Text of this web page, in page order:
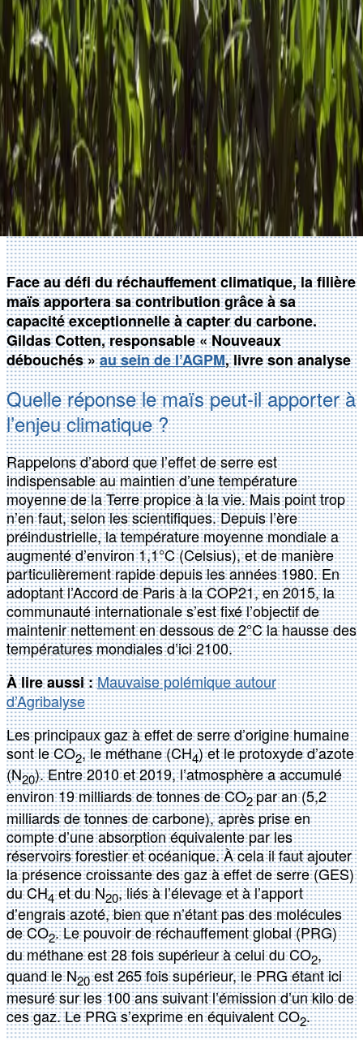
Face au défi du réchauffement climatique, la filière
maïs apportera sa contribution grâce à sa
capacité exceptionnelle à capter du carbone.
Gildas Cotten, responsable « Nouveaux
débouchés »au sein de l’AGPM, livre son analyse
Quelle réponse le maïs peut-il apporter à
l’enjeu climatique ?
Rappelons d’abord que l’effet de serre est
indispensable au maintien d’une température
moyenne de la Terre propice à la vie. Mais point trop
n’en faut, selon les scientifiques. Depuis l’ère
préindustrielle, la température moyenne mondiale a
augmenté d’environ 1,1°C (Celsius), et de manière
particulièrement rapide depuis les années 1980. En
adoptant l’Accord de Paris à la COP21, en 2015, la
communauté internationale s’est fixé l’objectif de
maintenir nettement en dessous de 2°C la hausse des
températures mondiales d’ici 2100.
À lire aussi :Mauvaise polémique autour
d’Agribalyse
Les principaux gaz à effet de serre d’origine humaine
sont le CO2, le méthane (CH4) et le protoxyde d’azote
(N20). Entre 2010 et 2019, l’atmosphère a accumulé
environ 19 milliards de tonnes de CO2par an (5,2
milliards de tonnes de carbone), après prise en
compte d’une absorption équivalente par les
réservoirs forestier et océanique. À cela il faut ajouter
la présence croissante des gaz à effet de serre (GES)
du CH4et du N20, liés à l’élevage et à l’apport
d’engrais azoté, bien que n’étant pas des molécules
de CO2. Le pouvoir de réchauffement global (PRG)
du méthane est 28 fois supérieur à celui du CO2,
quand le N20est 265 fois supérieur, le PRG étant ici
mesuré sur les 100 ans suivant l’émission d’un kilo de
ces gaz. Le PRG s’exprime en équivalent CO2.